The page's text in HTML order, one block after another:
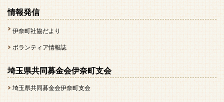
情報発信
伊奈町社協だより
ボランティア情報誌
埼玉県共同募金会伊奈町支会
埼玉県共同募金会伊奈町支会